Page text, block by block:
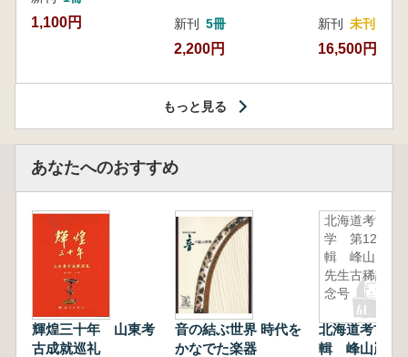
1,100円 新刊 5冊
2,200円
新刊 未刊
16,500円
もっと見る
あなたへのおすすめ
輝煌三十年 山東考
古成就巡礼
音の結ぶ世界 時代を
かなでた楽器
北海道考古
学 第12
輯 峰山巌
先生古稀記
念号
北海道考古
輯 峰山巌先